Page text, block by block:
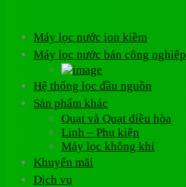
Máy lọc nước ion kiềm
Máy lọc nước bán công nghiệp
Hệ thống lọc đầu nguồn
Sản phẩm khác
Quạt và Quạt điều hòa
Linh – Phụ kiện
Máy lọc không khí
Khuyến mãi
Dịch vụ